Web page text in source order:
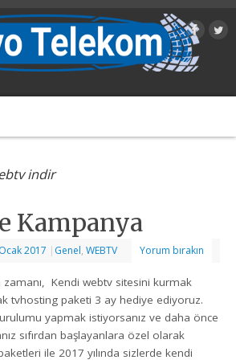
indir
Kampanya
2017 | Genel,WEBTV Yorum bırakın
zamanı, Kendi webtv sitesini kurmak
tvhosting paketi 3 ay hediye ediyoruz.
yapmak istiyorsanız ve daha önce
sıfırdan başlayanlara özel olarak
ile 2017 yılında sizlerde kendi